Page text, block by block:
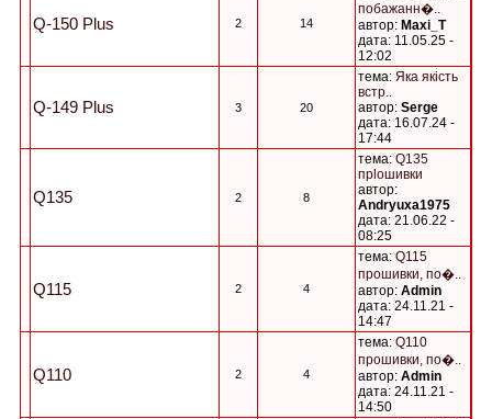
Q-150 Plus 2 14
побажанн�..
автор: Maxi_T
дата: 11.05.25 -
12:02
Q-149 Plus 3 20
тема: Яка якість
встр..
автор: Serge
дата: 16.07.24 -
17:44
Q135 2 8
тема: Q135
прlошивки
автор:
Andryuxa1975
дата: 21.06.22 -
08:25
Q115 2 4
тема: Q115
прошивки, по�..
автор: Admin
дата: 24.11.21 -
14:47
Q110 2 4
тема: Q110
прошивки, по�..
автор: Admin
дата: 24.11.21 -
14:50